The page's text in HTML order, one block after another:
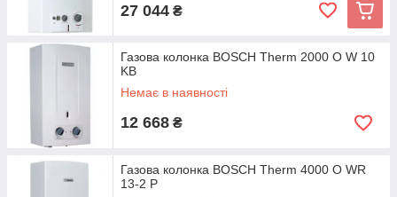
27 044 ₴
Газова колонка ВОЅСН Therm 2000 O W 10
KB
Немає в наявності
12 668 ₴
Газова колонка ВОЅСН Therm 4000 O WR
13-2 P